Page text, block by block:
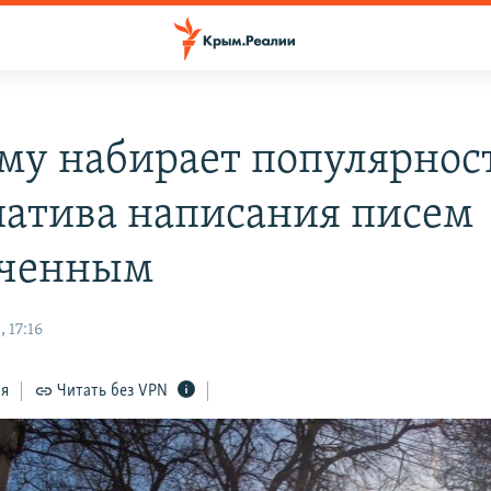
набирает
написания писем
17:16
Читать без VPN